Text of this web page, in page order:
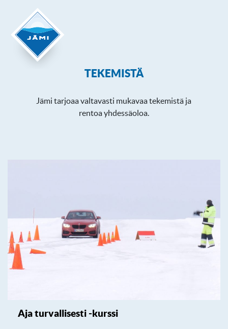
TEKEMISTÄ
Jämi tarjoaa valtavasti mukavaa tekemistä ja
rentoa yhdessäoloa.
Aja turvallisesti -kurssi